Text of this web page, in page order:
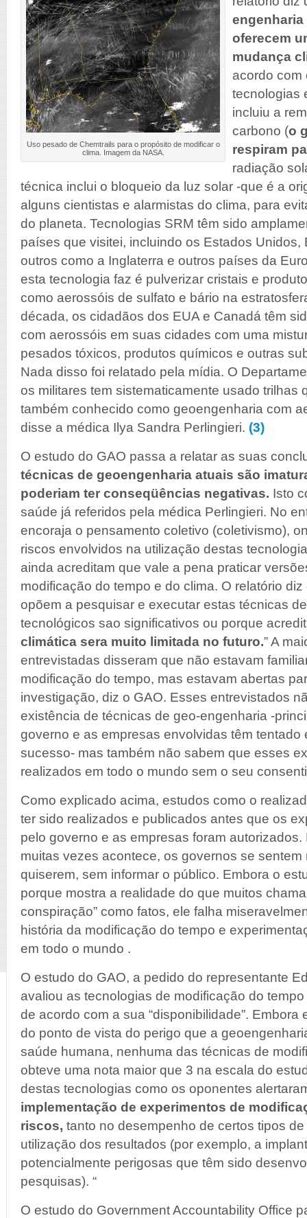
Uso pesado de Chemtrails para o propósito de modificar o
clima. Imagem da NASA.
oferecem
mudança
acordo com
tecnologias
incluiu a
carbono (o
respiram
radiação
técnica inclui o bloqueio da luz solar -que é a
alguns cientistas e alarmistas do clima, para
do planeta. Tecnologias SRM têm sido
países que visitei, incluindo os Estados Unidos,
outros como a Inglaterra e outros países da
esta tecnologia faz é pulverizar cristais e
como aerossóis de sulfato e bário na
década, os cidadãos dos EUA e Canadá têm
com aerossóis em suas cidades com uma
pesados tóxicos, produtos químicos e outras
Nada disso foi relatado pela mídia. O
os militares tem sistematicamente usado trilhas
também conhecido como geoengenharia com
disse a médica Ilya Sandra Perlingieri. (3)
O estudo do GAO passa a relatar as suas
técnicas de geoengenharia atuais são
poderiam ter conseqüências negativas. Isto
saúde já referidos pela médica Perlingieri. No
encoraja o pensamento coletivo (coletivismo),
riscos envolvidos na utilização destas
ainda acreditam que vale a pena praticar
modificação do tempo e do clima. O relatório
opõem a pesquisar e executar estas técnicas
tecnológicos sao significativos ou porque
climática sera muito limitada no futuro.” A
entrevistadas disseram que não estavam
modificação do tempo, mas estavam abertas
investigação, diz o GAO. Esses entrevistados
existência de técnicas de geo-engenharia -
governo e as empresas envolvidas têm tentado
sucesso- mas também não sabem que esses
realizados em todo o mundo sem o seu
Como explicado acima, estudos como o
ter sido realizados e publicados antes que os
pelo governo e as empresas foram
muitas vezes acontece, os governos se
quiserem, sem informar o público. Embora o
porque mostra a realidade do que muitos
conspiração” como fatos, ele falha
história da modificação do tempo e
em todo o mundo .
O estudo do GAO, a pedido do representante
avaliou as tecnologias de modificação do
de acordo com a sua “disponibilidade”. Embora
do ponto de vista do perigo que a
saúde humana, nenhuma das técnicas de
obteve uma nota maior que 3 na escala do
destas tecnologias como os oponentes
implementação de experimentos de
riscos, tanto no desempenho de certos tipos
utilização dos resultados (por exemplo, a
potencialmente perigosas que têm sido
pesquisas). “
O estudo do Government Accountability Office